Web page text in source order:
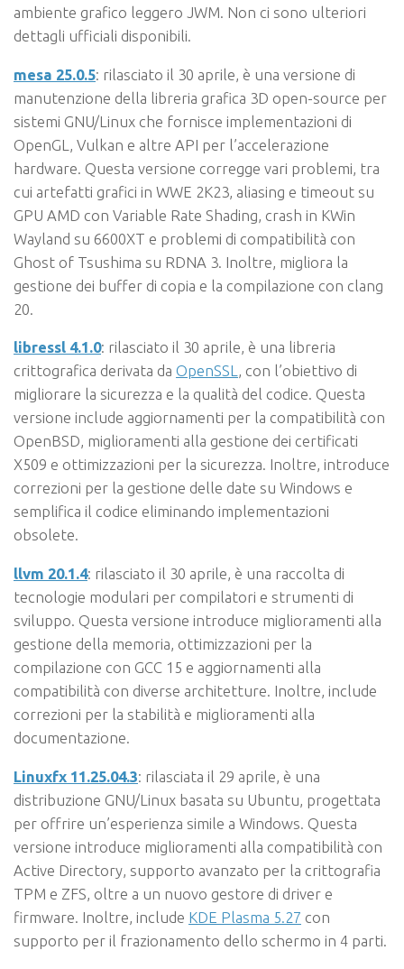
ambiente grafico leggero JWM. Non ci sono ulteriori
dettagli ufficiali disponibili.
mesa 25.0.5: rilasciato il 30 aprile, è una versione di
manutenzione della libreria grafica 3D open-source per
sistemi GNU/Linux che fornisce implementazioni di
OpenGL, Vulkan e altre API per l’accelerazione
hardware. Questa versione corregge vari problemi, tra
cui artefatti grafici in WWE 2K23, aliasing e timeout su
GPU AMD con Variable Rate Shading, crash in KWin
Wayland su 6600XT e problemi di compatibilità con
Ghost of Tsushima su RDNA 3. Inoltre, migliora la
gestione dei buffer di copia e la compilazione con clang
20.
libressl 4.1.0: rilasciato il 30 aprile, è una libreria
crittografica derivata da OpenSSL , con l’obiettivo di
migliorare la sicurezza e la qualità del codice. Questa
versione include aggiornamenti per la compatibilità con
OpenBSD, miglioramenti alla gestione dei certificati
X509 e ottimizzazioni per la sicurezza. Inoltre, introduce
correzioni per la gestione delle date su Windows e
semplifica il codice eliminando implementazioni
obsolete.
llvm 20.1.4: rilasciato il 30 aprile, è una raccolta di
tecnologie modulari per compilatori e strumenti di
sviluppo. Questa versione introduce miglioramenti alla
gestione della memoria, ottimizzazioni per la
compilazione con GCC 15 e aggiornamenti alla
compatibilità con diverse architetture. Inoltre, include
correzioni per la stabilità e miglioramenti alla
documentazione.
Linuxfx 11.25.04.3: rilasciata il 29 aprile, è una
distribuzione GNU/Linux basata su Ubuntu, progettata
per offrire un’esperienza simile a Windows. Questa
versione introduce miglioramenti alla compatibilità con
Active Directory, supporto avanzato per la crittografia
TPM e ZFS, oltre a un nuovo gestore di driver e
firmware. Inoltre, include KDE Plasma 5.27 con
supporto per il frazionamento dello schermo in 4 parti.